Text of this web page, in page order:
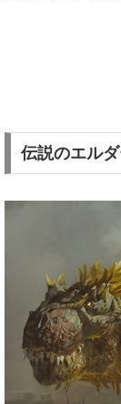
伝説のエル